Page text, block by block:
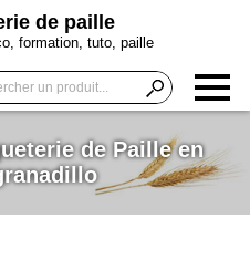
de paille
formation, tuto, paille
de Paille en